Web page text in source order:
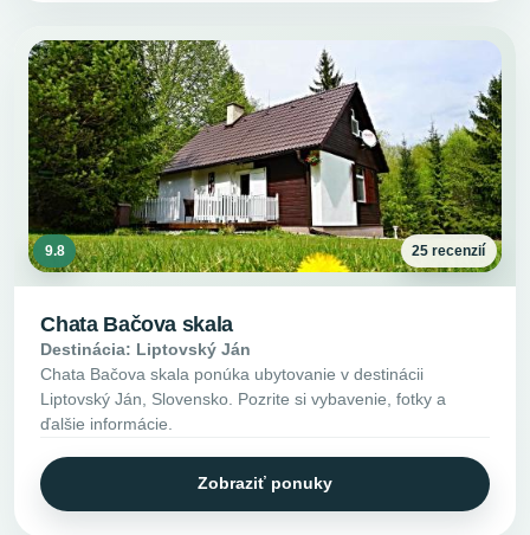
9.8 25 recenzií
Chata Bačova skala
Destinácia: Liptovský Ján
Chata Bačova skala ponúka ubytovanie v destinácii
Liptovský Ján, Slovensko. Pozrite si vybavenie, fotky a
ďalšie informácie.
Zobraziť ponuky